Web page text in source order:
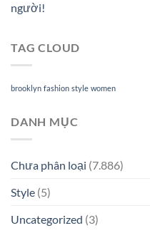
người!
TAG CLOUD
brooklyn fashion style women
DANH MỤC
Chưa phân loại (7.886)
Style (5)
Uncategorized (3)